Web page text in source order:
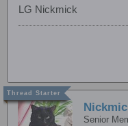
LG Nickmick
Senior